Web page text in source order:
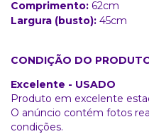
Comprimento: 62cm
Largura (busto): 45cm
CONDIÇÃO DO
Excelente - USADO
Produto em excelente
O anúncio contém fotos
condições.